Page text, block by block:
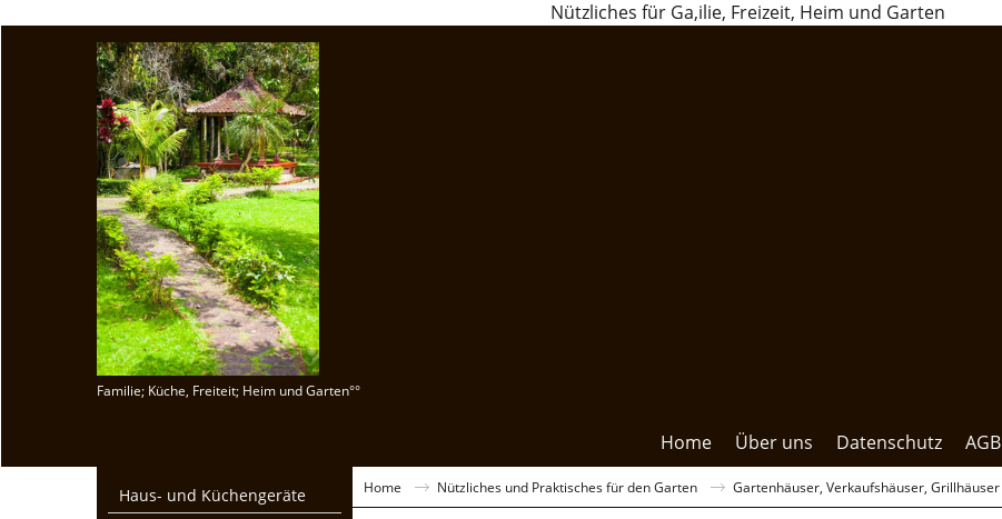
Nützliches für Ga,ilie, Freizeit, Heim und Garten
Familie; Küche, Freiteit; Heim und Garten°°
Home Über uns Datenschutz AGB
Haus- und Küchengeräte
Home Nützliches und Praktisches für den Garten Gartenhäuser, Verkaufshäuser, Grillhäuser